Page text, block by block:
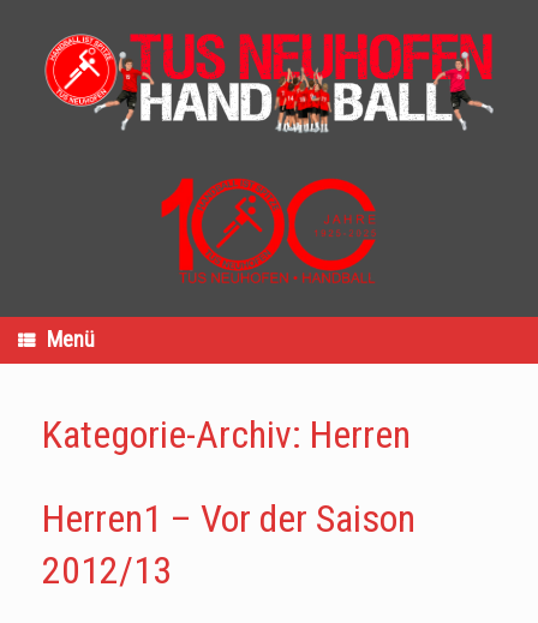
springen
Menü
Kategorie-Archiv: Herren
Herren1 – Vor der Saison
2012/13